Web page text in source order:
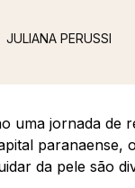
JULIANA PERUSSI
uma jornada de
da pele são